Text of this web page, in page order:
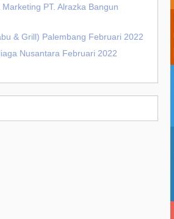
PT. Alrazka Bangun
& Grill) Palembang Februari 2022
Nusantara Februari 2022